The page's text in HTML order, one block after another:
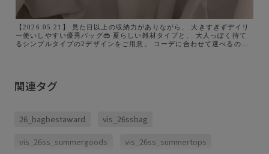
【2026.05.21】 見た目以上の収納力がありながら、 大きすぎずデイリ
ー使いしやすい優秀バッグ👜 夏らしい雑材タイプと、 大人っぽく持て
るシンプルタイプの2デザインをご用意。 コーデに合わせて選べるの
関連タグ
26_bagbestaward vis_26ssbag
vis_26ss_summergoods vis_26ss_summertops